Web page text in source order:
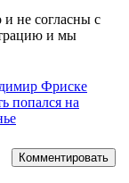
не согласны с
и мы
Фриске
попался на
Комментировать